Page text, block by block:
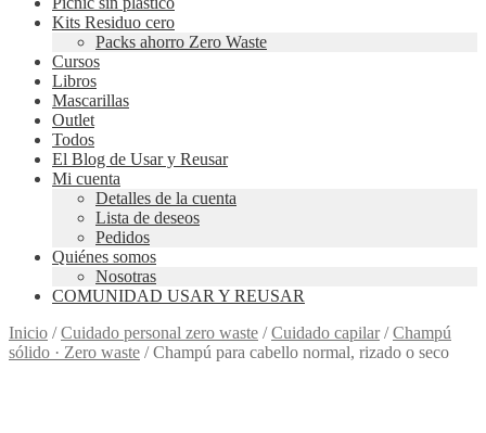
Kits Residuo cero
Packs ahorro Zero Waste
Cursos
Libros
Mascarillas
Outlet
Todos
El Blog de Usar y Reusar
Mi cuenta
Detalles de la cuenta
Lista de deseos
Pedidos
Quiénes somos
Nosotras
COMUNIDAD USAR Y REUSAR
Inicio /Cuidado personal zero waste /Cuidado capilar/Champú
sólido · Zero waste /Champú para cabello normal, rizado o seco